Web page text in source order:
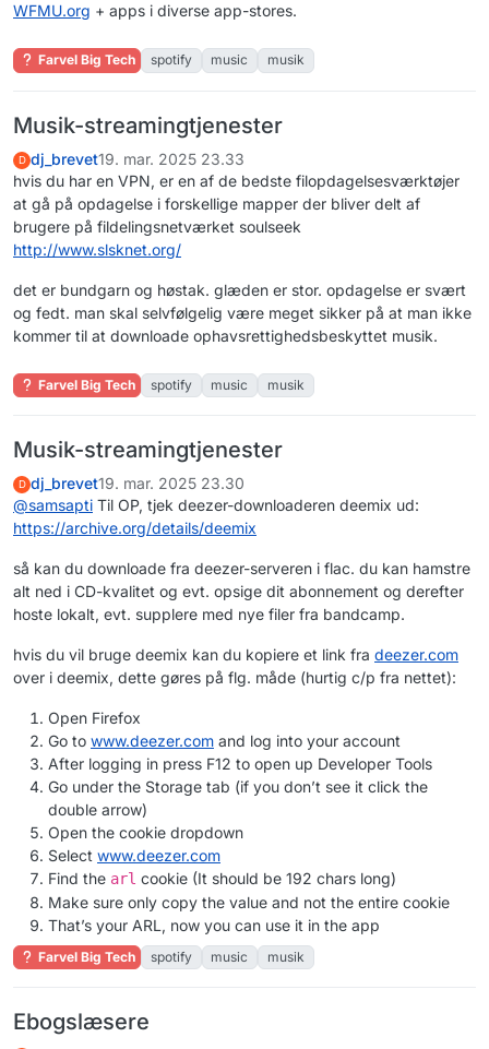
WFMU.org + apps i diverse app-stores.
Farvel Big Tech spotify music musik
Musik-streamingtjenester
D dj_brevet19. mar. 2025 23.33
hvis du har en VPN, er en af de bedste filopdagelsesværktøjer
at gå på opdagelse i forskellige mapper der bliver delt af
brugere på fildelingsnetværket soulseek
http://www.slsknet.org/
det er bundgarn og høstak. glæden er stor. opdagelse er svært
og fedt. man skal selvfølgelig være meget sikker på at man ikke
kommer til at downloade ophavsrettighedsbeskyttet musik.
Farvel Big Tech spotify music musik
Musik-streamingtjenester
D dj_brevet19. mar. 2025 23.30
@samsapti Til OP, tjek deezer-downloaderen deemix ud:
https://archive.org/details/deemix
så kan du downloade fra deezer-serveren i flac. du kan hamstre
alt ned i CD-kvalitet og evt. opsige dit abonnement og derefter
hoste lokalt, evt. supplere med nye filer fra bandcamp.
hvis du vil bruge deemix kan du kopiere et link fra deezer.com
over i deemix, dette gøres på flg. måde (hurtig c/p fra nettet):
Open Firefox
Go to www.deezer.com and log into your account
After logging in press F12 to open up Developer Tools
Go under the Storage tab (if you don’t see it click the
double arrow)
Open the cookie dropdown
Select www.deezer.com
Find the arl cookie (It should be 192 chars long)
Make sure only copy the value and not the entire cookie
That’s your ARL, now you can use it in the app
Farvel Big Tech spotify music musik
Ebogslæsere